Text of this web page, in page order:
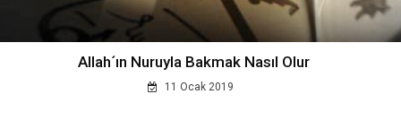
Allah´ın Nuruyla Bakmak Nasıl Olur
11 Ocak 2019